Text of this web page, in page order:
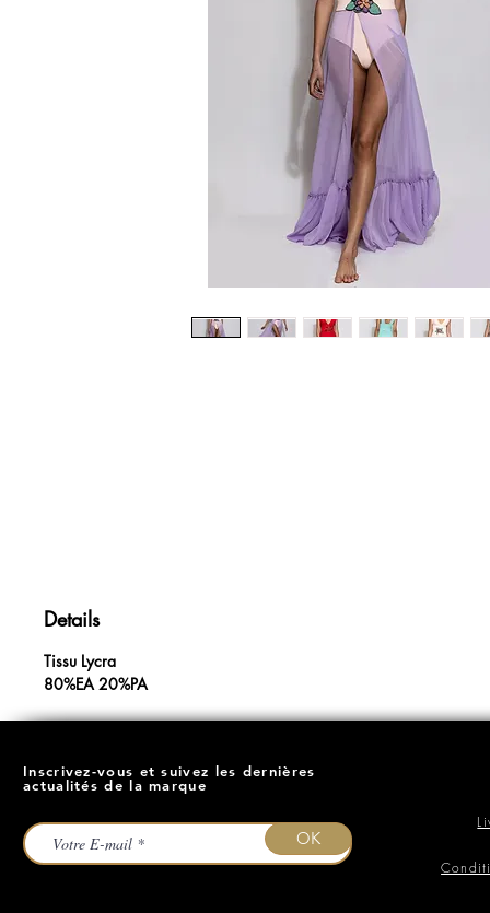
Details
Tissu Lycra
80%EA 20%PA
Inscrivez-vous et suivez les dernières
actualités de la marque
OK